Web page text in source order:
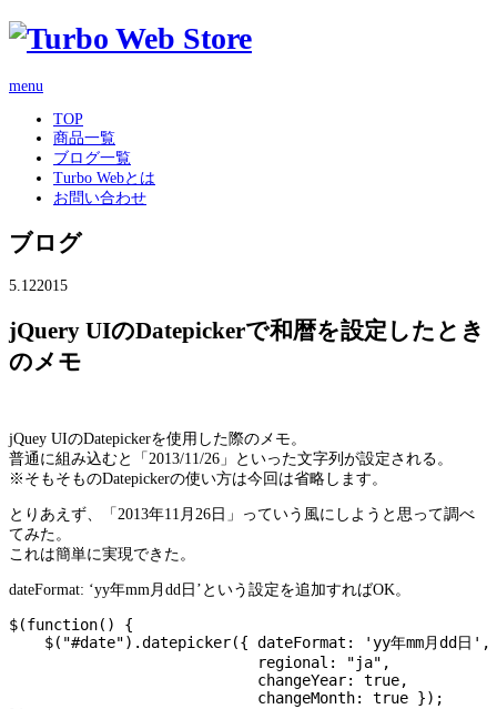
menu
TOP
商品一覧
ブログ一覧
Turbo Webとは
お問い合わせ
ブログ
5.122015
jQuery UIのDatepickerで和暦を設定したとき
のメモ
jQuey UIのDatepickerを使用した際のメモ。
普通に組み込むと「2013/11/26」といった文字列が設定される。
※そもそものDatepickerの使い方は今回は省略します。
とりあえず、「2013年11月26日」っていう風にしようと思って調べ
てみた。
これは簡単に実現できた。
dateFormat: ‘yy年mm月dd日’という設定を追加すればOK。
$(function() {
    $("#date").datepicker({ dateFormat: 'yy年mm月dd日',
                            regional: "ja",
                            changeYear: true,
                            changeMonth: true });